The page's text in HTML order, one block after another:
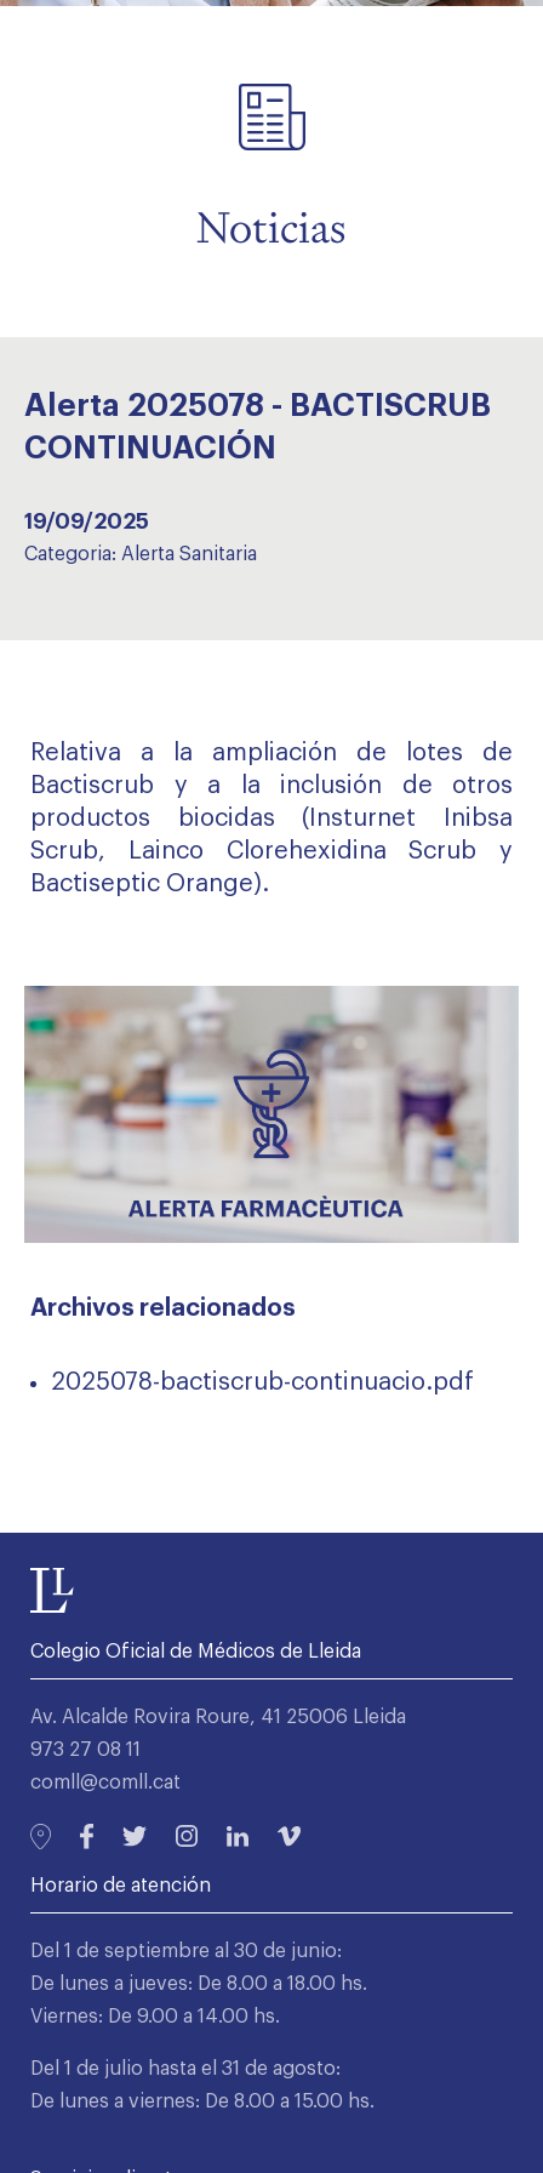
Noticias
Alerta 2025078 - BACTISCRUB
CONTINUACIÓN
19/09/2025
Categoria: Alerta Sanitaria
Archivos relacionados
2025078-bactiscrub-continuacio.pdf
Relativa a la ampliación de lotes de
Bactiscrub y a la inclusión de otros
productos biocidas (Insturnet Inibsa
Scrub, Lainco Clorehexidina Scrub y
Bactiseptic Orange).
Colegio Oficial de Médicos de Lleida
Av. Alcalde Rovira Roure, 41 25006 Lleida
973 27 08 11
comll@comll.cat
Horario de atención
Del 1 de septiembre al 30 de junio:
De lunes a jueves: De 8.00 a 18.00 hs.
Viernes: De 9.00 a 14.00 hs.
Del 1 de julio hasta el 31 de agosto:
De lunes a viernes: De 8.00 a 15.00 hs.